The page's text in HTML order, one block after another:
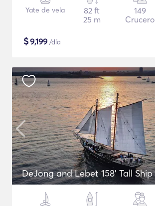
Yate de vela
82 ft
25 m
149
Crucero
$9,199 /día
DeJong and Lebet 158' Tall Ship